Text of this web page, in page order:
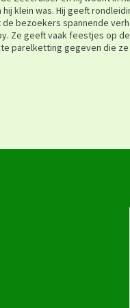
klein was. Hij geeft
bezoekers spannende
Ze geeft vaak feestjes op
parelketting gegeven die